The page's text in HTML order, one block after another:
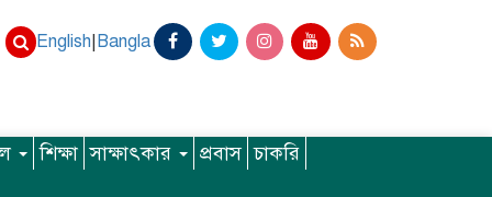
English Bangla
শিক্ষা সাক্ষাৎকার প্রবাস চাকরি